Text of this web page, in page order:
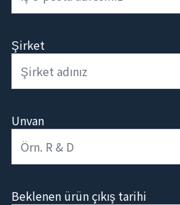
Şirket
Unvan
Beklenen ürün çıkış tarihi